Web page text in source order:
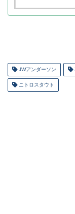
JWアンダーソン
ニトロスタウト